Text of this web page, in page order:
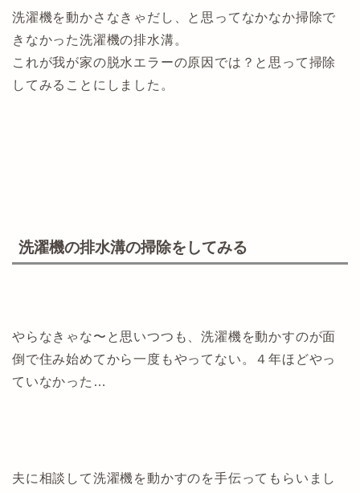
洗濯機を動かさなきゃだし、と思ってなかなか掃除で
きなかった洗濯機の排水溝。
これが我が家の脱水エラーの原因では？と思って掃除
してみることにしました。
洗濯機の排水溝の掃除をしてみる
やらなきゃな〜と思いつつも、洗濯機を動かすのが面
倒で住み始めてから一度もやってない。４年ほどやっ
ていなかった…
夫に相談して洗濯機を動かすのを手伝ってもらいまし